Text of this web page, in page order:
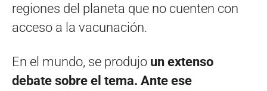
regiones del planeta que no cuenten con
acceso a la vacunación.
En el mundo, se produjo un extenso
debate sobre el tema. Ante ese